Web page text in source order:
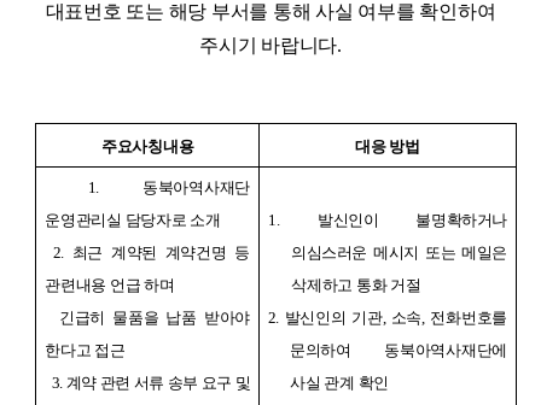
대표번호 또는 해당 부서를 통해 사실 여부를 확인하여
주시기 바랍니다.
주요사칭내용 대응 방법
1. 동북아역사재단
운영관리실 담당자로 소개
2. 최근 계약된 계약건명 등
관련내용 언급 하며
긴급히 물품을 납품 받아야
한다고 접근
3. 계약 관련 서류 송부 요구 및
1. 발신인이 불명확하거나
의심스러운 메시지 또는 메일은
삭제하고 통화 거절
2. 발신인의 기관, 소속, 전화번호를
문의하여 동북아역사재단에
사실 관계 확인